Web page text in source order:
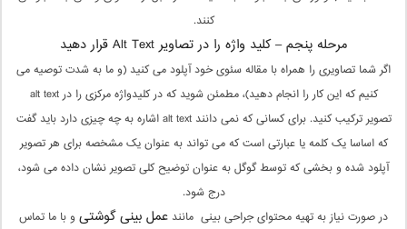
کنند.
مرحله پنجم – کلید واژه را در تصاویرAlt Text قرار دهید
اگر شما تصاویری را همراه با مقاله سئوی خود آپلود می کنید (و ما به شدت توصیه می
کنیم که این کار را انجام دهید)، مطمئن شوید که در کلیدواژه مرکزی را در alt text
تصویر ترکیب کنید. برای کسانی که نمی دانند alt text اشاره به چه چیزی دارد باید گفت
که اساسا یک کلمه یا عبارتی است که می تواند به عنوان یک مشخصه برای هر تصویر
آپلود شده و بخشی که توسط گوگل به عنوان توضیح کلی تصویر نشان داده می شود،
درج شود.
در صورت نیاز به تهیه محتوای جراحی بینی مانند عمل بینی گوشتی و با ما تماس